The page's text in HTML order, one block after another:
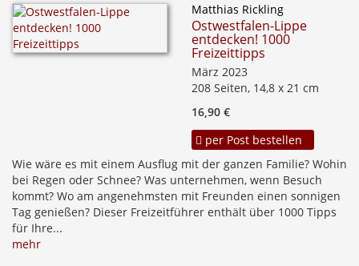
Matthias Rickling
Ostwestfalen-Lippe
entdecken! 1000
Freizeittipps
März 2023
208 Seiten, 14,8 x 21 cm
16,90 €
per Post bestellen
Wie wäre es mit einem Ausflug mit der ganzen Familie? Wohin
bei Regen oder Schnee? Was unternehmen, wenn Besuch
kommt? Wo am angenehmsten mit Freunden einen sonnigen
Tag genießen? Dieser Freizeitführer enthält über 1000 Tipps
für Ihre...
mehr